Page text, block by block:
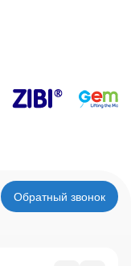
Обратный звонок